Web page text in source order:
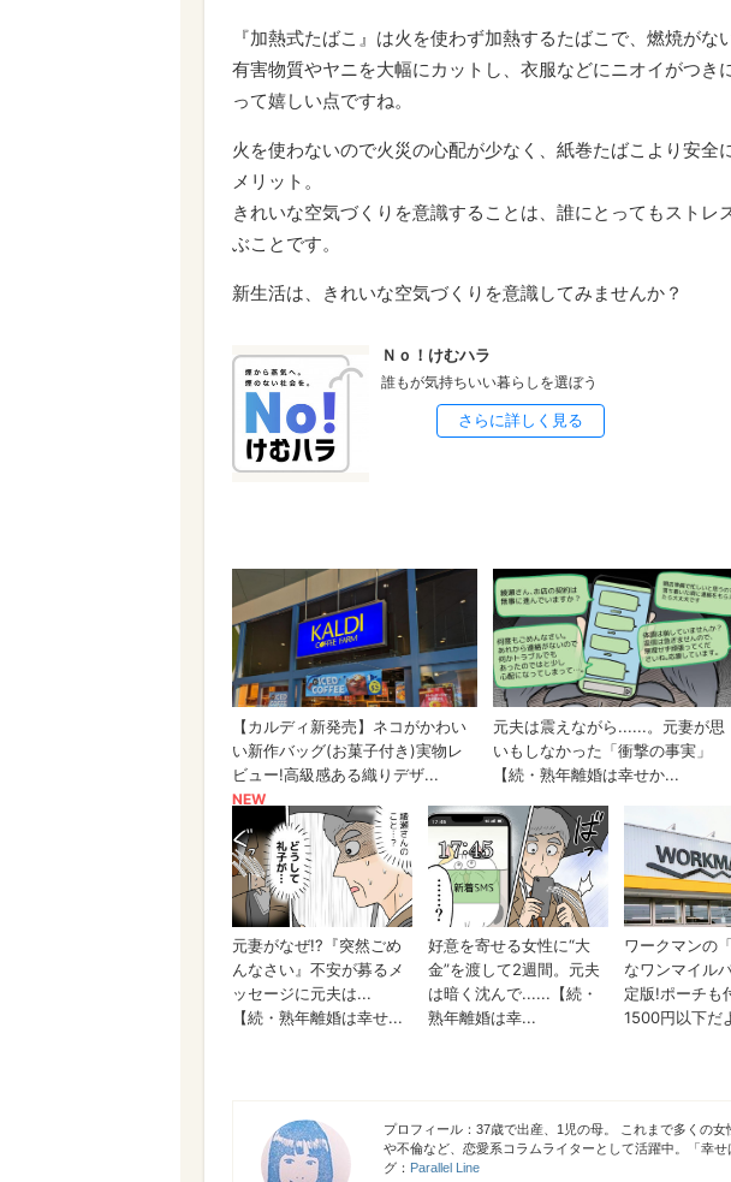
『加熱式たばこ』は火を使わず加熱するたばこで、燃焼がな
有害物質やヤニを大幅にカットし、衣服などにニオイがつき
って嬉しい点ですね。
火を使わないので火災の心配が少なく、紙巻たばこより安全
メリット。
きれいな空気づくりを意識することは、誰にとってもストレ
ぶことです。
新生活は、きれいな空気づくりを意識してみませんか？
Ｎｏ！けむハラ
誰もが気持ちいい暮らしを選ぼう
さらに詳しく見る
弘田 香プロフィール：37歳で出産、1児の母。 これまで多くの
や不倫など、恋愛系コラムライターとして活躍中。「幸
グ： Parallel Line